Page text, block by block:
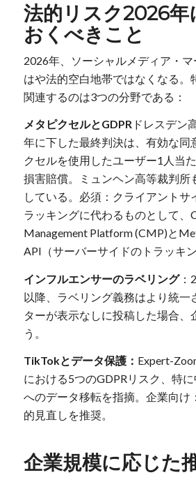
法的リスク2026年
おくべきこと
2026年、ソーシャルメディア・
はや法的空白地帯ではなくなる。
関連するのは3つの分野である：
メタピクセルとGDPRドレスデン
年に下した最終判決は、有効な同
クセルを使用したユーザー1人当
損害賠償。ミュンヘン高等裁判所
している。必須：クライアントサ
ラッキングに代わるものとして、
Management Platform (CMP)と
API（サーバーサイドのトラッキン
インフルエンサーのラベリング：
以降、ラベリング義務はより統一
ターが表示なしに投稿した場合、
う。
TikTokとデータ保護： Expert-
における5つのGDPRリスク、特
へのデータ移転を指摘。企業向け
的見直しを推奨。
企業規模に応じた